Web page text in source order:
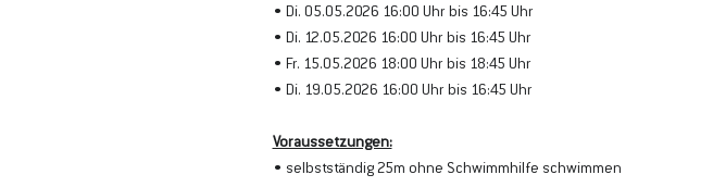
• Di. 05.05.2026 16:00 Uhr bis 16:45 Uhr
• Di. 12.05.2026 16:00 Uhr bis 16:45 Uhr
• Fr. 15.05.2026 18:00 Uhr bis 18:45 Uhr
• Di. 19.05.2026 16:00 Uhr bis 16:45 Uhr
Voraussetzungen:
• selbstständig 25m ohne Schwimmhilfe schwimmen